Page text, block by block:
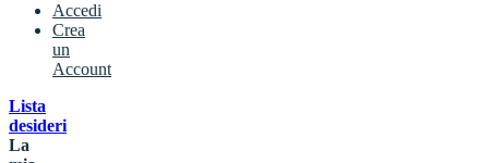
Accedi
Crea
un
Account
Lista
desideri
La